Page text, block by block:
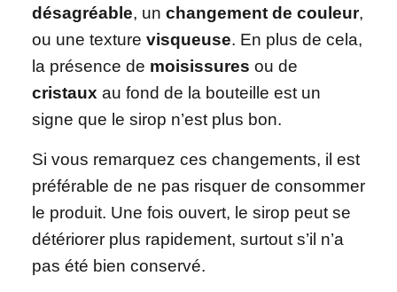
désagréable, un changement de couleur,
ou une texture visqueuse. En plus de cela,
la présence de moisissures ou de
cristaux au fond de la bouteille est un
signe que le sirop n’est plus bon.
Si vous remarquez ces changements, il est
préférable de ne pas risquer de consommer
le produit. Une fois ouvert, le sirop peut se
détériorer plus rapidement, surtout s’il n’a
pas été bien conservé.